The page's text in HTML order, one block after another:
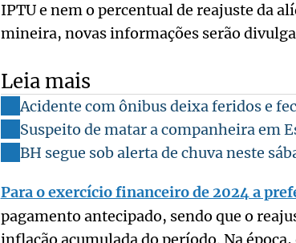
IPTU e nem o percentual de reajuste da
mineira, novas informações serão
Leia mais
Acidente com ônibus deixa feridos e
Suspeito de matar a companheira em
BH segue sob alerta de chuva neste
Para o exercício financeiro de 2024 a
pagamento antecipado, sendo que o